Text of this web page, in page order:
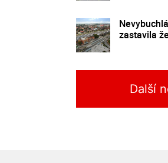
zastavila
Další